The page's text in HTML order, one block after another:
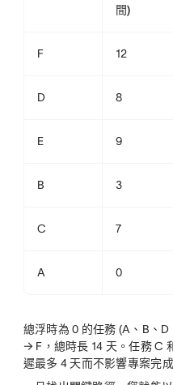
間)
F 12
D 8
E 9
B 3
C 7
A 0
總浮時為 0 的任務 (A、B、
→ F，總時長 14 天。任務 C
遲最多 4 天而不影響專案完成